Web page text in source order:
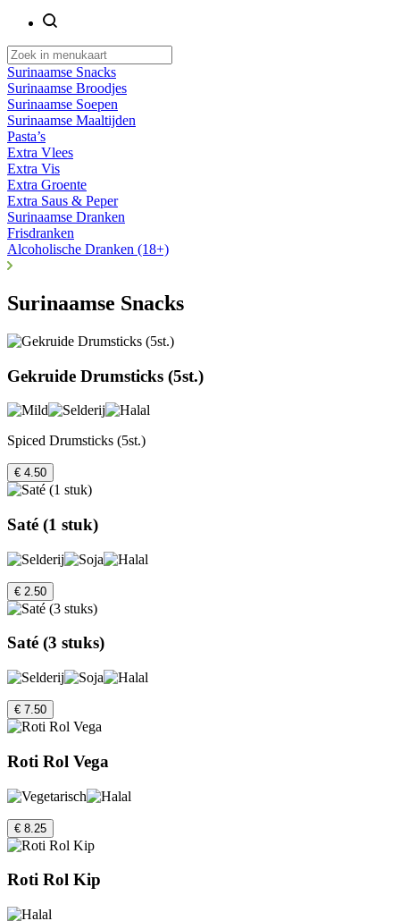
Surinaamse Snacks
Surinaamse Broodjes
Surinaamse Soepen
Surinaamse Maaltijden
Pasta’s
Extra Vlees
Extra Vis
Extra Groente
Extra Saus & Peper
Surinaamse Dranken
Frisdranken
Alcoholische Dranken (18+)
Surinaamse Snacks
Gekruide Drumsticks (5st.)
Spiced Drumsticks (5st.)
€ 4.50
Saté (1 stuk)
€ 2.50
Saté (3 stuks)
€ 7.50
Roti Rol Vega
€ 8.25
Roti Rol Kip